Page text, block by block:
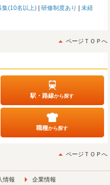
集(10名以上) 研修制度あり
未経
ページＴＯＰへ
駅・路線から探す
職種から探す
ページＴＯＰへ
情報 企業情報